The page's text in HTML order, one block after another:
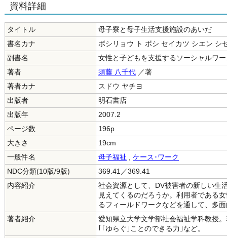
資料詳細
タイトル
母子寮と母子生活支援施設のあいだ
書名カナ
ボシリョウ ト ボシ セイカツ シエン シ
副書名
女性と子どもを支援するソーシャルワ
著者
須藤 八千代 ／著
著者カナ
スドウ ヤチヨ
出版者
明石書店
出版年
2007.2
ページ数
196p
大きさ
19cm
一般件名
母子福祉
ケース･ワーク
NDC分類(10版/9版)
369.41／369.41
内容紹介
社会資源として、DV被害者の新しい生
見えてくるのだろうか。利用者である
るフィールドワークなどを通して、多
著者紹介
愛知県立大学文学部社会福祉学科教授
｢｢ゆらぐ｣ことのできる力｣など。